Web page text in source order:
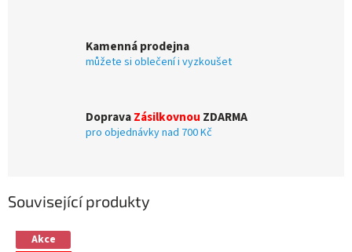
Kamenná prodejna
můžete si oblečení i vyzkoušet
DopravaZásilkovnou ZDARMA
pro objednávky nad 700 Kč
Související produkty
Akce